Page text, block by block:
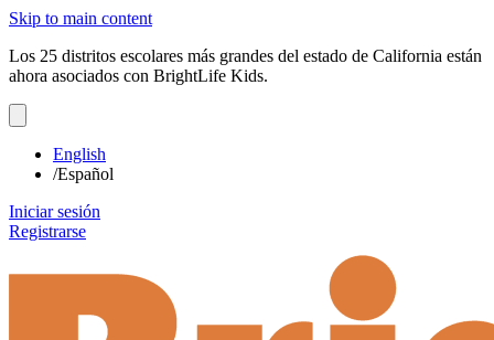
Skip to main content
Los 25 distritos escolares más grandes del estado de California están
ahora asociados con BrightLife Kids.
English
/Español
Iniciar sesión
Registrarse